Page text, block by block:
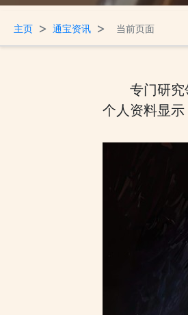
主页 > 通宝资讯 > 当前页面
专门研
个人资料显示